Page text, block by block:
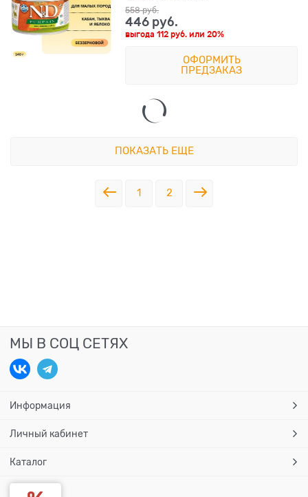
558 руб.
446 руб.
выгода112 руб. или20%
ОФОРМИТЬ
ПРЕДЗАКАЗ
ПОКАЗАТЬ ЕЩЕ
1 2
МЫ В СОЦ СЕТЯХ
Информация
Личный кабинет
Каталог